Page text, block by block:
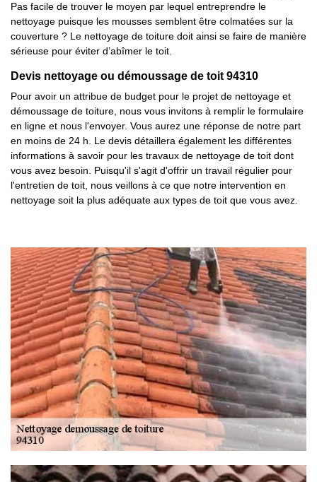
Pas facile de trouver le moyen par lequel entreprendre le
nettoyage puisque les mousses semblent être colmatées sur la
couverture ? Le nettoyage de toiture doit ainsi se faire de manière
sérieuse pour éviter d’abîmer le toit.
Devis nettoyage ou démoussage de toit 94310
Pour avoir un attribue de budget pour le projet de nettoyage et
démoussage de toiture, nous vous invitons à remplir le formulaire
en ligne et nous l'envoyer. Vous aurez une réponse de notre part
en moins de 24 h. Le devis détaillera également les différentes
informations à savoir pour les travaux de nettoyage de toit dont
vous avez besoin. Puisqu'il s'agit d'offrir un travail régulier pour
l'entretien de toit, nous veillons à ce que notre intervention en
nettoyage soit la plus adéquate aux types de toit que vous avez.